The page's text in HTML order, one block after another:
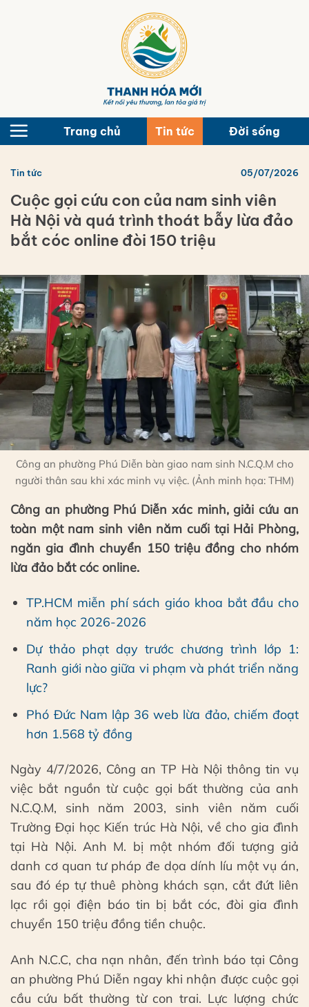
Trang chủ Tin tức Đời sống
Tin tức 05/07/2026
Cuộc gọi cứu con của nam sinh viên
Hà Nội và quá trình thoát bẫy lừa đảo
bắt cóc online đòi 150 triệu
Công an phường Phú Diễn bàn giao nam sinh N.C.Q.M cho
người thân sau khi xác minh vụ việc. (Ảnh minh họa: THM)
Công an phường Phú Diễn xác minh, giải cứu an
toàn một nam sinh viên năm cuối tại Hải Phòng,
ngăn gia đình chuyển 150 triệu đồng cho nhóm
lừa đảo bắt cóc online.
TP.HCM miễn phí sách giáo khoa bắt đầu cho
năm học 2026-2026
Dự thảo phạt dạy trước chương trình lớp 1:
Ranh giới nào giữa vi phạm và phát triển năng
lực?
Phó Đức Nam lập 36 web lừa đảo, chiếm đoạt
hơn 1.568 tỷ đồng
Ngày 4/7/2026, Công an TP Hà Nội thông tin vụ
việc bắt nguồn từ cuộc gọi bất thường của anh
N.C.Q.M, sinh năm 2003, sinh viên năm cuối
Trường Đại học Kiến trúc Hà Nội, về cho gia đình
tại Hà Nội. Anh M. bị một nhóm đối tượng giả
danh cơ quan tư pháp đe dọa dính líu một vụ án,
sau đó ép tự thuê phòng khách sạn, cắt đứt liên
lạc rồi gọi điện báo tin bị bắt cóc, đòi gia đình
chuyển 150 triệu đồng tiền chuộc.
Anh N.C.C, cha nạn nhân, đến trình báo tại Công
an phường Phú Diễn ngay khi nhận được cuộc gọi
cầu cứu bất thường từ con trai. Lực lượng chức